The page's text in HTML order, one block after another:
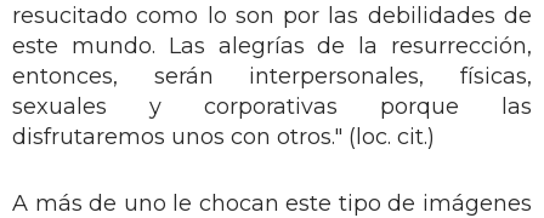
resucitado como lo son por las debilidades de
este mundo. Las alegrías de la resurrección,
entonces, serán interpersonales, físicas,
sexuales y corporativas porque las
disfrutaremos unos con otros." (loc. cit.)
A más de uno le chocan este tipo de imágenes